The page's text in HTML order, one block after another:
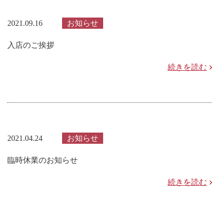
2021.09.16 お知らせ
入店のご挨拶
続きを読む
2021.04.24 お知らせ
臨時休業のお知らせ
続きを読む